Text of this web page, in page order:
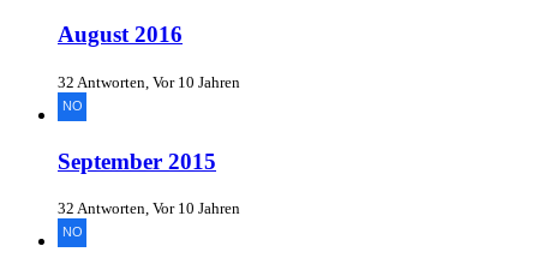
August 2016
32 Antworten, Vor 10 Jahren
September 2015
32 Antworten, Vor 10 Jahren